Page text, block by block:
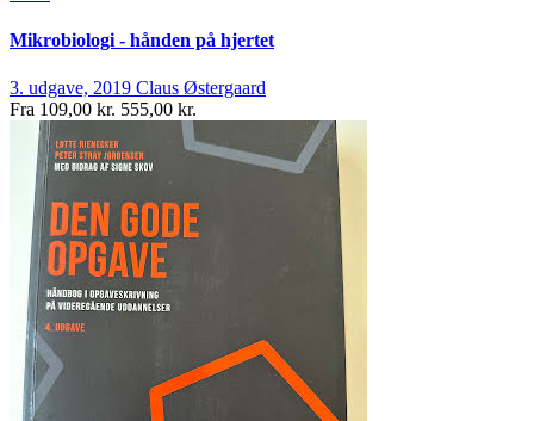
Mikrobiologi - hånden på hjertet
3. udgave, 2019 Claus Østergaard
Fra 109,00 kr. 555,00 kr.